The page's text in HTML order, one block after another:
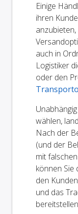
Einige
ihren
auch in
Logistiker
oder den
wählen,
Nach der
(und der
mit
können Sie
den
und das